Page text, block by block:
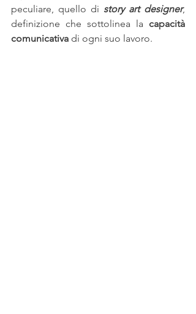
peculiare, quello di story art designer,
definizione che sottolinea la capacità
comunicativa di ogni suo lavoro.